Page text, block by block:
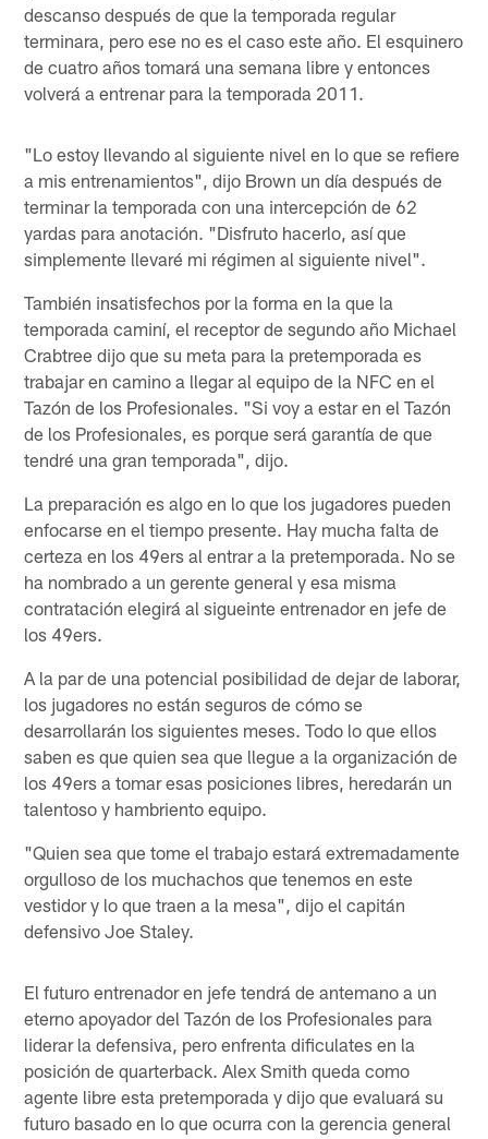
descanso después de que la temporada regular
terminara, pero ese no es el caso este año. El esquinero
de cuatro años tomará una semana libre y entonces
volverá a entrenar para la temporada 2011.
"Lo estoy llevando al siguiente nivel en lo que se refiere
a mis entrenamientos", dijo Brown un día después de
terminar la temporada con una intercepción de 62
yardas para anotación. "Disfruto hacerlo, así que
simplemente llevaré mi régimen al siguiente nivel".
También insatisfechos por la forma en la que la
temporada caminí, el receptor de segundo año Michael
Crabtree dijo que su meta para la pretemporada es
trabajar en camino a llegar al equipo de la NFC en el
Tazón de los Profesionales. "Si voy a estar en el Tazón
de los Profesionales, es porque será garantía de que
tendré una gran temporada", dijo.
La preparación es algo en lo que los jugadores pueden
enfocarse en el tiempo presente. Hay mucha falta de
certeza en los 49ers al entrar a la pretemporada. No se
ha nombrado a un gerente general y esa misma
contratación elegirá al sigueinte entrenador en jefe de
los 49ers.
A la par de una potencial posibilidad de dejar de laborar,
los jugadores no están seguros de cómo se
desarrollarán los siguientes meses. Todo lo que ellos
saben es que quien sea que llegue a la organización de
los 49ers a tomar esas posiciones libres, heredarán un
talentoso y hambriento equipo.
"Quien sea que tome el trabajo estará extremadamente
orgulloso de los muchachos que tenemos en este
vestidor y lo que traen a la mesa", dijo el capitán
defensivo Joe Staley.
El futuro entrenador en jefe tendrá de antemano a un
eterno apoyador del Tazón de los Profesionales para
liderar la defensiva, pero enfrenta dificulates en la
posición de quarterback. Alex Smith queda como
agente libre esta pretemporada y dijo que evaluará su
futuro basado en lo que ocurra con la gerencia general